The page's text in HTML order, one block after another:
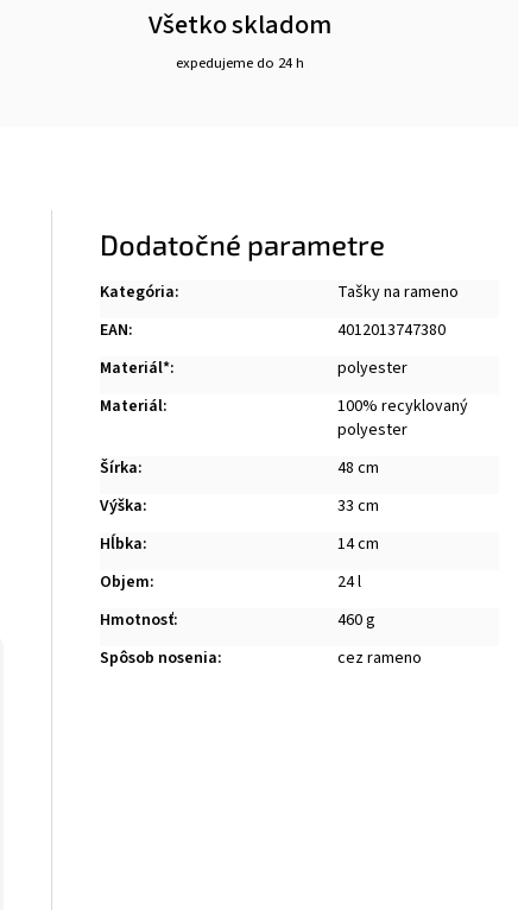
Všetko skladom
expedujeme do 24 h
Dodatočné parametre
Kategória:
Tašky na rameno
EAN:
4012013747380
Materiál*:
polyester
Materiál:
100% recyklovaný
polyester
Šírka:
48 cm
Výška:
33 cm
Hĺbka:
14 cm
Objem:
24 l
Hmotnosť:
460 g
Spôsob nosenia: cez rameno